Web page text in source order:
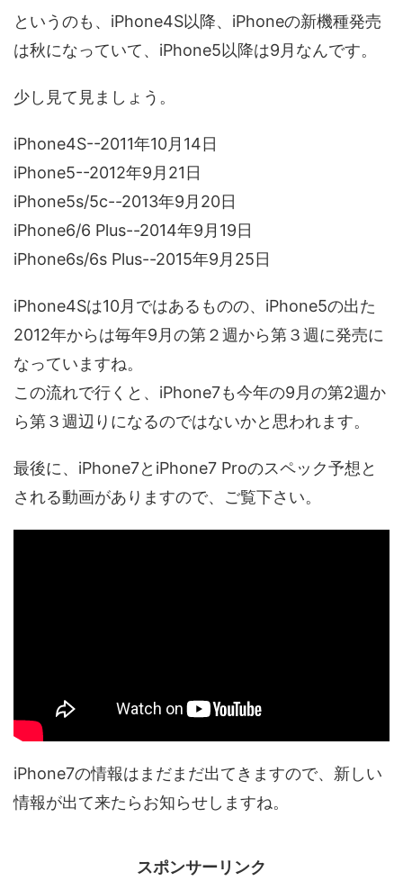
というのも、iPhone4S以降、iPhoneの新機種発売
は秋になっていて、iPhone5以降は9月なんです。
少し見て見ましょう。
iPhone4S--2011年10月14日
iPhone5--2012年9月21日
iPhone5s/5c--2013年9月20日
iPhone6/6 Plus--2014年9月19日
iPhone6s/6s Plus--2015年9月25日
iPhone4Sは10月ではあるものの、iPhone5の出た
2012年からは毎年9月の第２週から第３週に発売に
なっていますね。
この流れで行くと、iPhone7も今年の9月の第2週か
ら第３週辺りになるのではないかと思われます。
最後に、iPhone7とiPhone7 Proのスペック予想と
される動画がありますので、ご覧下さい。
iPhone7の情報はまだまだ出てきますので、新しい
情報が出て来たらお知らせしますね。
スポンサーリンク